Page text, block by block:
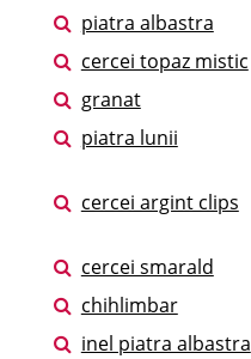
piatra albastra
cercei topaz mistic
granat
piatra lunii
cercei argint clips
cercei smarald
chihlimbar
inel piatra albastra